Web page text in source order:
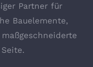
Partner für
Bauelemente,